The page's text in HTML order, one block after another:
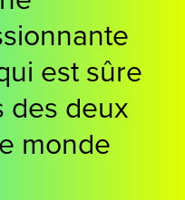
est sûre
des deux
monde